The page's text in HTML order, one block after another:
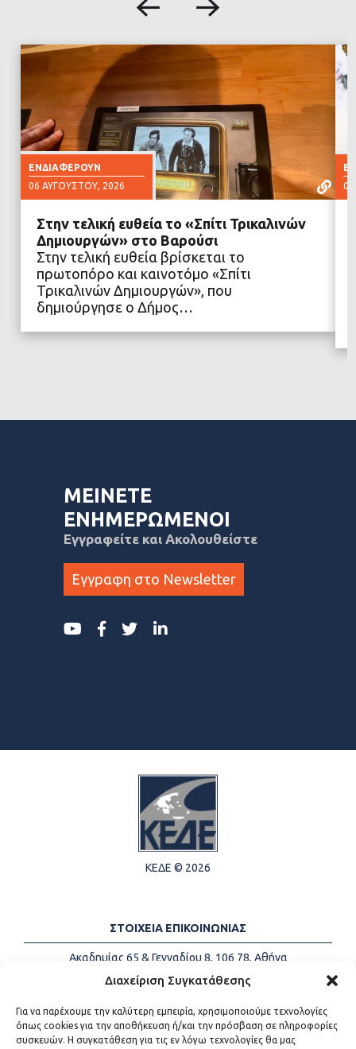
Διαχείριση Συγκατάθεσης
Για να παρέχουμε την καλύτερη εμπειρία, χρησιμοποιούμε τεχνολογίες
όπως cookies για την αποθήκευση ή/και την πρόσβαση σε πληροφορίες
συσκευών. Η συγκατάθεση για τις εν λόγω τεχνολογίες θα μας
ΕΝΔΙΑΦΈΡΟΥΝ
06 ΑΥΓΟΎΣΤΟΥ, 2026
ΔΙΑΒΑΣΤΕ ΠΕΡΙΣΣΟΤΕΡΑ
Στην τελική ευθεία το «Σπίτι Τρικαλινών
Δημιουργών» στο Βαρούσι
Στην τελική ευθεία βρίσκεται το
πρωτοπόρο και καινοτόμο «Σπίτι
Τρικαλινών Δημιουργών», που
δημιούργησε ο Δήμος…
ΜΕΙΝΕΤΕ
ΕΝΗΜΕΡΩΜΕΝΟΙ
Εγγραφείτε και Ακολουθείστε
Εγγραφη στο Newsletter
ΚΕΔΕ © 2026
ΣΤΟΙΧΕΙΑ ΕΠΙΚΟΙΝΩΝΙΑΣ
Ακαδημίας 65 & Γενναδίου 8, 106 78, Αθήνα
Τηλέφωνα:
+30 213-2147500
Email:
info@kede.gr